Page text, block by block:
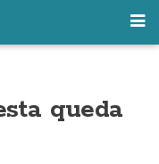
queda